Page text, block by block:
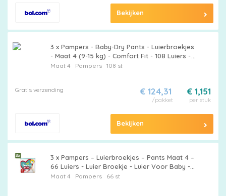
Bekijken
3 x Pampers - Baby-Dry Pants - Luierbroekjes
- Maat 4 (9-15 kg) - Comfort Fit - 108 Luiers -
Grootverpakking - Pampers Luierbroekjes -
Maat 4 Pampers108 st
Gratis verzending € 1,151
per stuk
€ 124,31
/pakket
Bekijken
3 x Pampers – Luierbroekjes – Pants Maat 4 –
66 Luiers - Luier Broekje - Luier Voor Baby -
Luier Voor Peuters - Actieve Baby - Droge
Maat 4 Pampers66 st